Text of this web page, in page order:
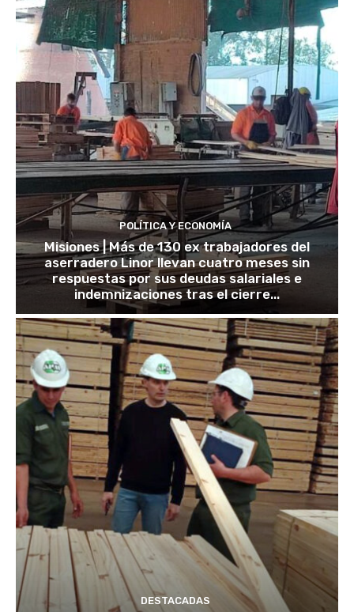
POLÍTICA Y ECONOMÍA
Misiones | Más de 130 ex trabajadores del
aserradero Linor llevan cuatro meses sin
respuestas por sus deudas salariales e
indemnizaciones tras el cierre...
DESTACADAS